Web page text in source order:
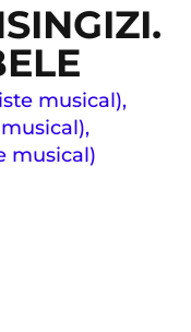
musical),
,
musical)